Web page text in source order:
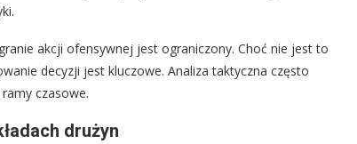
akcji ofensywnej jest ograniczony. Choć nie jest to
decyzji jest kluczowe. Analiza taktyczna często
czasowe.
drużyn